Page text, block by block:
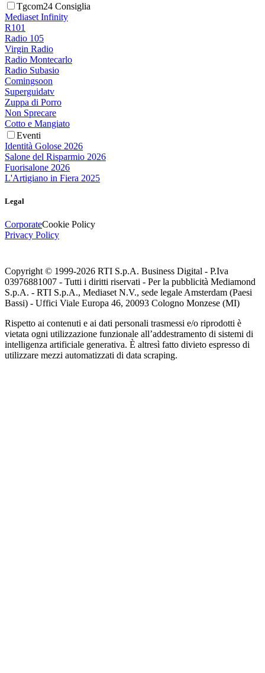
Tgcom24 Consiglia
Mediaset Infinity
R101
Radio 105
Virgin Radio
Radio Montecarlo
Radio Subasio
Comingsoon
Superguidatv
Zuppa di Porro
Non Sprecare
Cotto e Mangiato
Eventi
Identità Golose 2026
Salone del Risparmio 2026
Fuorisalone 2026
L'Artigiano in Fiera 2025
Legal
CorporateCookie Policy
Privacy Policy
Copyright © 1999-2026 RTI S.p.A. Business Digital - P.Iva
03976881007 - Tutti i diritti riservati - Per la pubblicità Mediamond
S.p.A. - RTI S.p.A., Mediaset N.V., sede legale Amsterdam (Paesi
Bassi) - Uffici Viale Europa 46, 20093 Cologno Monzese (MI)
Rispetto ai contenuti e ai dati personali trasmessi e/o riprodotti è
vietata ogni utilizzazione funzionale all’addestramento di sistemi di
intelligenza artificiale generativa. È altresì fatto divieto espresso di
utilizzare mezzi automatizzati di data scraping.